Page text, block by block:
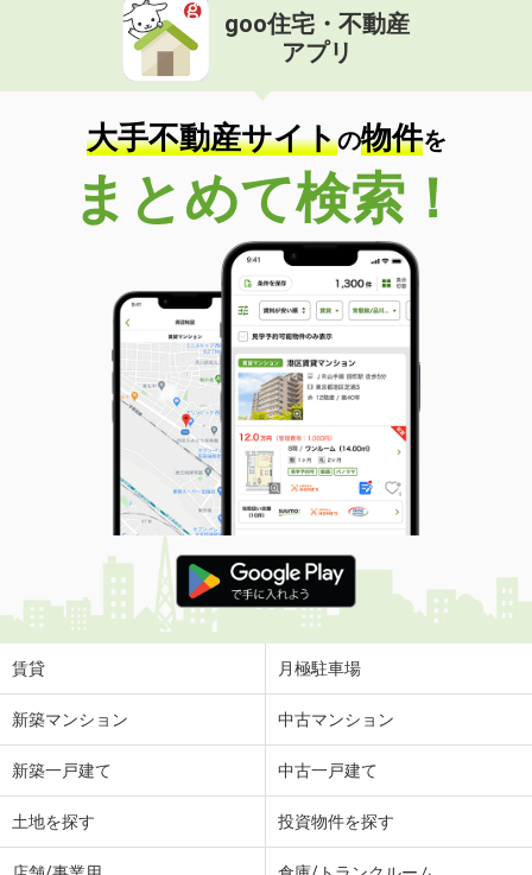
goo住宅・不動産
アプリ
大手不動産サイトの物件を
まとめて検索！
賃貸 月極駐車場
新築マンション 中古マンション
新築一戸建て 中古一戸建て
土地を探す 投資物件を探す